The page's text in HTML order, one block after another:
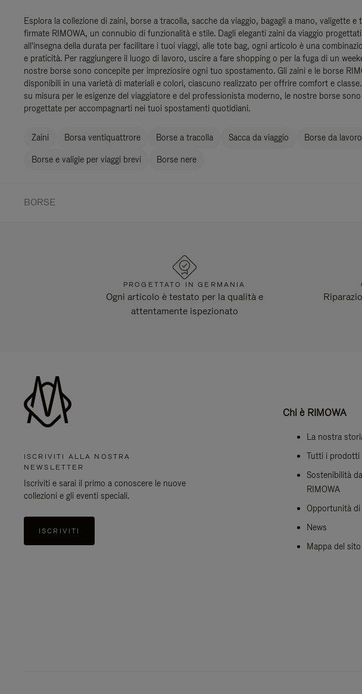
Esplora la collezione di zaini, borse a tracolla, sacche da viaggio, bagagli a mano, valigette e
firmate RIMOWA, un connubio di funzionalità e stile. Dagli eleganti zaini da viaggio progettati
all'insegna della durata per facilitare i tuoi viaggi, alle tote bag, ogni articolo è una
e praticità. Per raggiungere il luogo di lavoro, uscire a fare shopping o per la fuga di un
nostre borse sono concepite per impreziosire ogni tuo spostamento. Gli zaini e le borse
disponibili in una varietà di materiali e colori, ciascuno realizzato per offrire comfort e classe.
su misura per le esigenze del viaggiatore e del professionista moderno, le nostre borse sono
progettate per accompagnarti nei tuoi spostamenti quotidiani.
Zaini Borsa ventiquattrore Borse a tracolla Sacca da viaggio Borse da lavoro
Borse e valigie per viaggi brevi Borse nere
BORSE
PROGETTATO IN GERMANIA
Ogni articolo è testato per la qualità e
attentamente ispezionato
ISCRIVITI ALLA NOSTRA
NEWSLETTER
Iscriviti e sarai il primo a conoscere le nuove
collezioni e gli eventi speciali.
ISCRIVITI
Chi è RIMOWA
La nostra
Tutti i prodotti
Sostenibilità da
RIMOWA
Opportunità di
News
Mappa del sito